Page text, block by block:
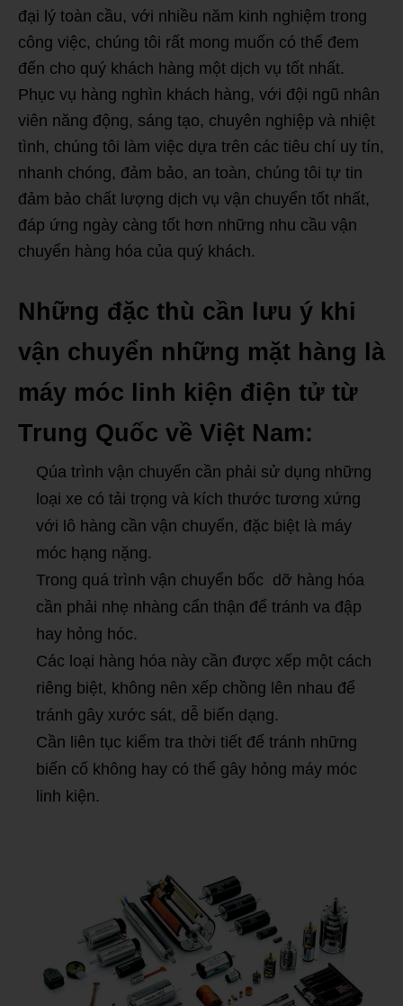
đại lý toàn cầu, với nhiều năm kinh nghiệm trong
công việc, chúng tôi rất mong muốn có thể đem
đến cho quý khách hàng một dịch vụ tốt nhất.
Phục vụ hàng nghìn khách hàng, với đội ngũ nhân
viên năng động, sáng tạo, chuyên nghiệp và nhiệt
tình, chúng tôi làm việc dựa trên các tiêu chí uy tín,
nhanh chóng, đảm bảo, an toàn, chúng tôi tự tin
đảm bảo chất lượng dịch vụ vận chuyển tốt nhất,
đáp ứng ngày càng tốt hơn những nhu cầu vận
chuyển hàng hóa của quý khách.
Những đặc thù cần lưu ý khi
vận chuyển những mặt hàng là
máy móc linh kiện điện tử từ
Trung Quốc về Việt Nam:
Qúa trình vận chuyển cần phải sử dụng những
loại xe có tải trọng và kích thước tương xứng
với lô hàng cần vận chuyển, đặc biệt là máy
móc hạng nặng.
Trong quá trình vận chuyển bốc dỡ hàng hóa
cần phải nhẹ nhàng cẩn thận để tránh va đập
hay hỏng hóc.
Các loại hàng hóa này cần được xếp một cách
riêng biệt, không nên xếp chồng lên nhau để
tránh gây xước sát, dễ biến dạng.
Cần liên tục kiểm tra thời tiết để tránh những
biến cố không hay có thể gây hỏng máy móc
linh kiện.